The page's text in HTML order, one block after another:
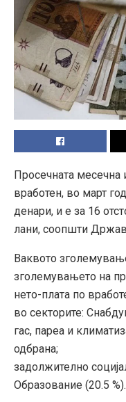
Просечната месечна
вработен, во март
денари, и е за 16
лани, соопшти
Ваквото
зголемувањето на
нето-плата по
во секторите:
гас, пареа и
одбрана;
задолжително
Образование (20.5 %).